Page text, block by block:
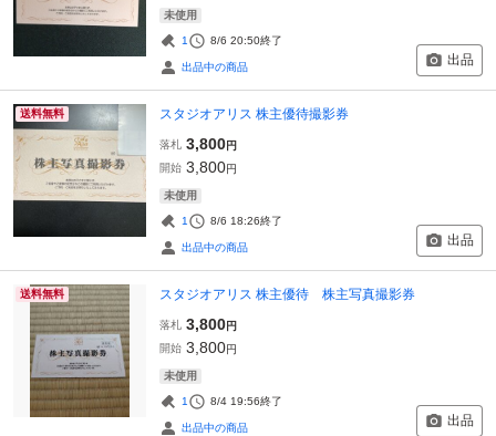
未使用
1 8/6 20:50終了
出品中の商品 出品
送料無料 スタジオアリス 株主優待撮影券
落札 3,800円
開始 3,800円
未使用
1 8/6 18:26終了
出品中の商品 出品
送料無料 スタジオアリス 株主優待 株主写真撮影券
落札 3,800円
開始 3,800円
未使用
1 8/4 19:56終了
出品中の商品 出品